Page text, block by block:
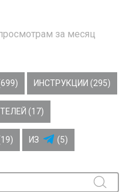
за месяц
ИНСТРУКЦИИ (295)
(17)
ИЗ (5)